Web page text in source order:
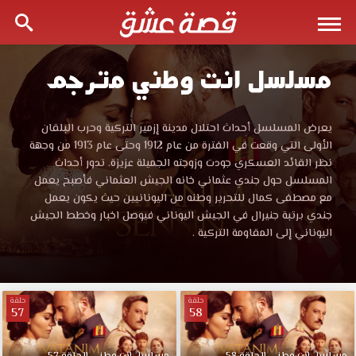
مشاهدة
مسلسل
انت
وطني
موقع
قصة
عشق
مسلسل انت وطني مترجم
مشاهدة
مسلسل
انت
وطني
موقع
قصة
عشق
المسلسل
أحداث
احتلال
مدينة
إزمير
يعرض المسلسل أحداث احتلال مدينة إزمير التركية وحرب البلقان
الأولى التي وقعت في الفترة من عام 1912 وحتى عام 1913 من وجهة
نظر القائد العسكري جودت وزوجته الجميلة عزيزة. تدور أحداث
المسلسل حول جندي عثماني خانه الجيش العثماني فأصبح يعمل
مع مصطفى كمال للتحرير وطنه من اليونانيين حيث يكون يعمل
جندي برتبة جنيرال في الجيش اليوناني فيوصل اخبار وخطط الجيش
اليوناني إلى المقاومة التركية .
حلقة
58
حلقة
57